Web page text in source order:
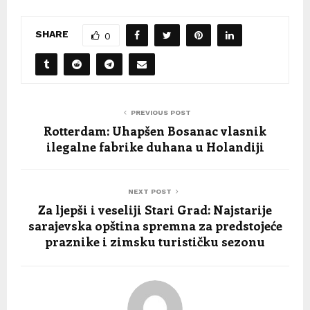
SHARE 0
PREVIOUS POST
Rotterdam: Uhapšen Bosanac vlasnik
ilegalne fabrike duhana u Holandiji
NEXT POST
Za ljepši i veseliji Stari Grad: Najstarije
sarajevska opština spremna za predstojeće
praznike i zimsku turističku sezonu